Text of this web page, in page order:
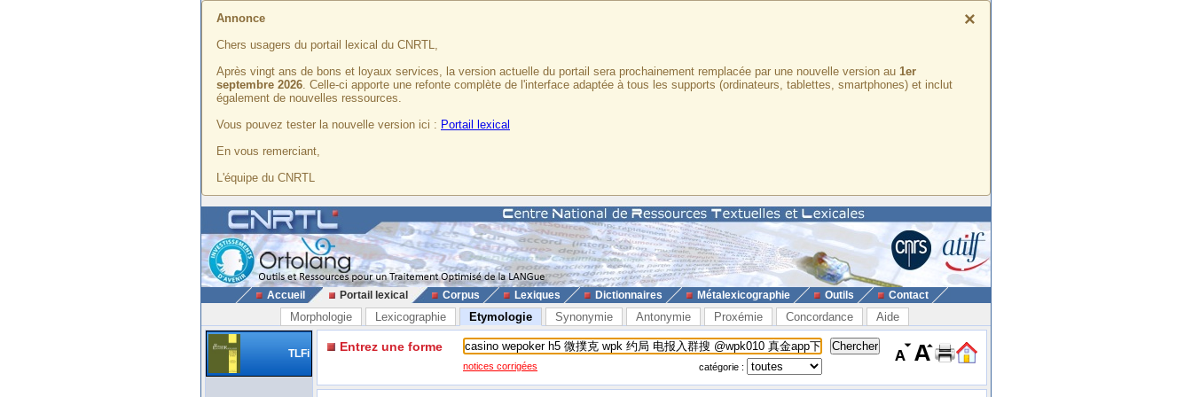
×
Annonce
Chers usagers du portail lexical du CNRTL,
Après vingt ans de bons et loyaux services, la version actuelle du portail sera prochainement remplacée par une nouvelle version au 1er
septembre 2026. Celle-ci apporte une refonte complète de l'interface adaptée à tous les supports (ordinateurs, tablettes, smartphones) et inclut
également de nouvelles ressources.
Vous pouvez tester la nouvelle version ici : Portail lexical
En vous remerciant,
L'équipe du CNRTL
Accueil Portail lexical Corpus Lexiques Dictionnaires Métalexicographie Outils Contact
Morphologie Lexicographie Etymologie Synonymie Antonymie Proxémie Concordance Aide
TLFi Entrez une forme
notices corrigées catégorie :